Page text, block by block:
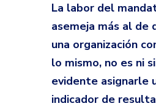
La labor del
asemeja más al de
una organización
lo mismo, no es ni
evidente asignarle
indicador de